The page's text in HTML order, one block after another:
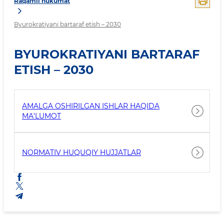
Byurokratiyani bartaraf etish – 2030
BYUROKRATIYANI BARTARAF
ETISH – 2030
AMALGA OSHIRILGAN ISHLAR HAQIDA
MA’LUMOT
NORMATIV HUQUQIY HUJJATLAR